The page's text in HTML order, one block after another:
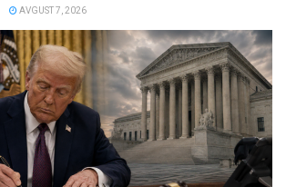
AVGUST 7, 2026